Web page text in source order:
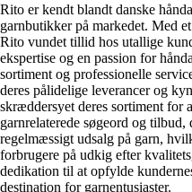
Rito er kendt blandt danske
garnbutikker på markedet. Med
Rito vundet tillid hos utallige
ekspertise og en passion for
sortiment og professionelle
deres pålidelige leverancer og
skræddersyet deres sortiment for
garnrelaterede søgeord og
regelmæssigt udsalg på garn,
forbrugere på udkig efter
dedikation til at opfylde
destination for garnentusiaster.